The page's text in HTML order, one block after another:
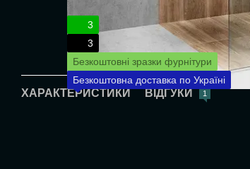
3
3
Безкоштовні зразки фурнітури
Безкоштовна доставка по Україні
ХАРАКТЕРИСТИКИ ВІДГУКИ 1